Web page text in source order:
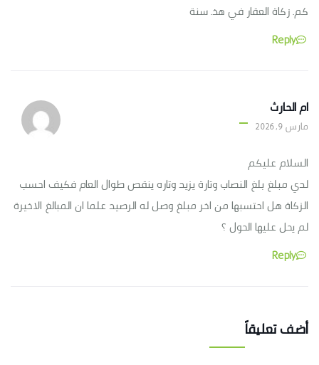
كم. زكاة العقار في هذ. سنة
Reply
ام الحارث
مارس 9, 2026
السلام عليكم
لدي مبلغ بلغ النصاب وتارة يزيد وتاره ينقص طوال العام فكيف احسب
الزكاة هل احتسبها من اخر مبلغ وصل له الرصيد علما ان المبالغ الاخيرة
لم يحل عليها الحول ؟
Reply
أضف تعليقاً